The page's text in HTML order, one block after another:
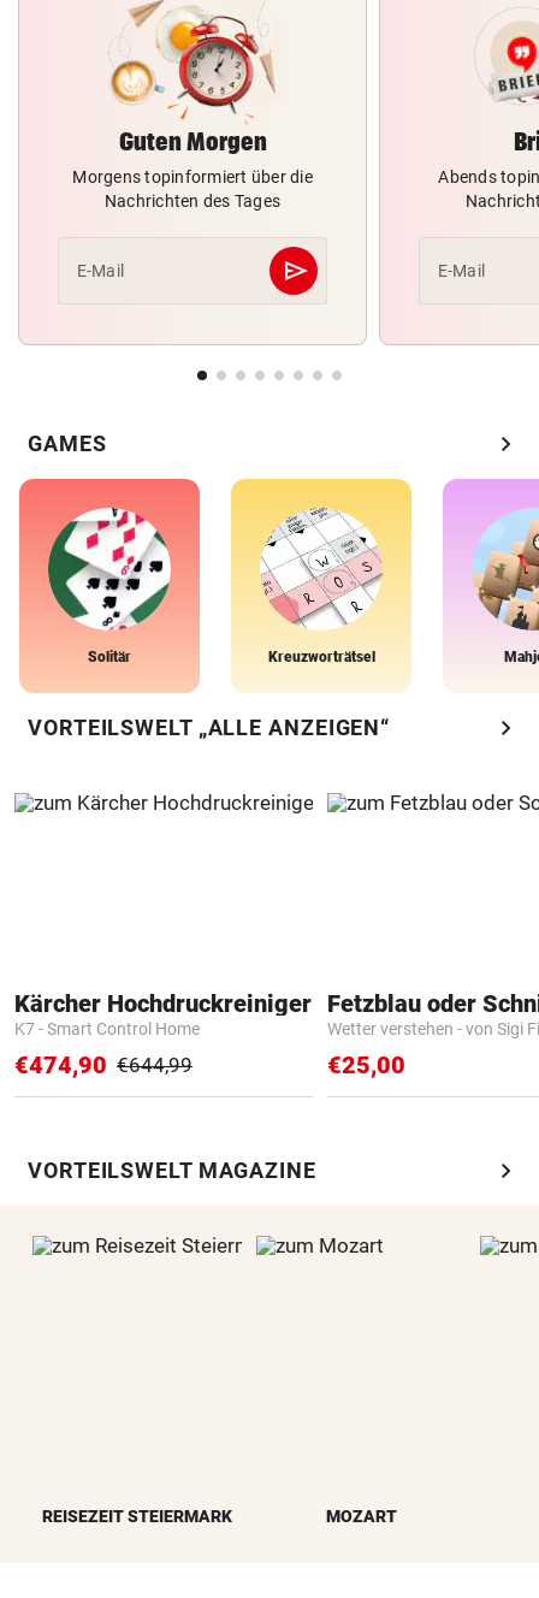
Guten Morgen
Morgens topinformiert über die
Nachrichten des Tages
E-Mail send
Abschicken
Abends
E-Mail
GAMES chevron_right
Solitär Kreuzworträtsel
VORTEILSWELT „ALLE ANZEIGEN“ chevron_right
Kärcher Hochdruckreiniger
K7 - Smart Control Home
€474,90 €644,99
Fetzblau oder
Wetter verstehen - von Sigi
€25,00
VORTEILSWELT MAGAZINE chevron_right
REISEZEIT STEIERMARK MOZART